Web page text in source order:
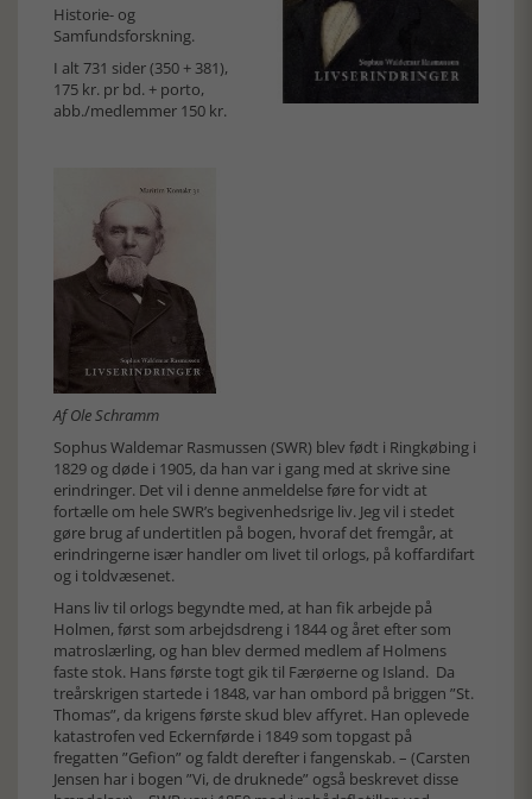
Historie- og
Samfundsforskning.
I alt 731 sider (350 + 381),
175 kr. pr bd. + porto,
abb./medlemmer 150 kr.
Af Ole Schramm
Sophus Waldemar Rasmussen (SWR) blev født i Ringkøbing i
1829 og døde i 1905, da han var i gang med at skrive sine
erindringer. Det vil i denne anmeldelse føre for vidt at
fortælle om hele SWR’s begivenhedsrige liv. Jeg vil i stedet
gøre brug af undertitlen på bogen, hvoraf det fremgår, at
erindringerne især handler om livet til orlogs, på koffardifart
og i toldvæsenet.
Hans liv til orlogs begyndte med, at han fik arbejde på
Holmen, først som arbejdsdreng i 1844 og året efter som
matroslærling, og han blev dermed medlem af Holmens
faste stok. Hans første togt gik til Færøerne og Island. Da
treårskrigen startede i 1848, var han ombord på briggen ”St.
Thomas”, da krigens første skud blev affyret. Han oplevede
katastrofen ved Eckernførde i 1849 som topgast på
fregatten ”Gefion” og faldt derefter i fangenskab. – (Carsten
Jensen har i bogen ”Vi, de druknede” også beskrevet disse